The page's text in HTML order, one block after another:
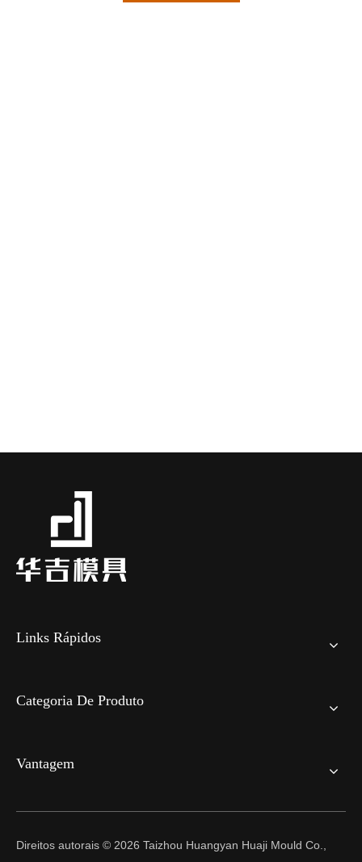
Links Rápidos
Categoria De Produto
Vantagem
Direitos autorais © 2026 Taizhou Huangyan Huaji Mould Co.,